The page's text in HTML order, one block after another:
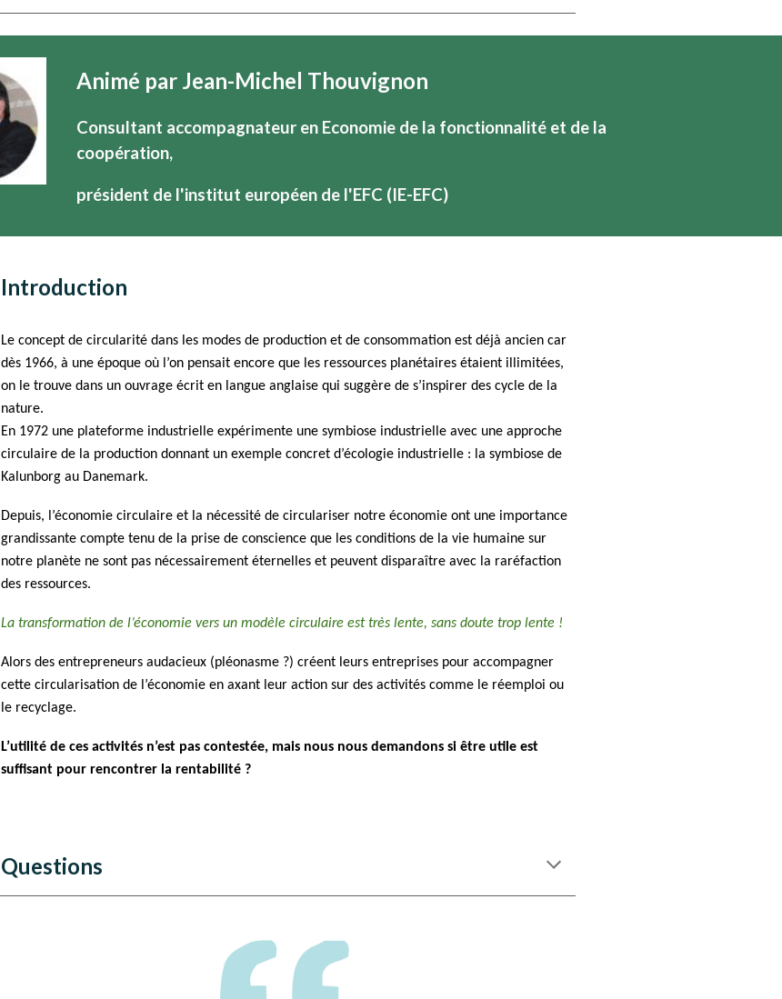
Animé par Jean-Michel Thouvignon
Consultant accompagnateur en Economie de la fonctionnalité et de la
coopération,
président de l'institut européen de l'EFC (IE-EFC)
Introduction
Le concept de circularité dans les modes de production et de consommation est déjà ancien car
dès 1966, à une époque où l’on pensait encore que les ressources planétaires étaient illimitées,
on le trouve dans un ouvrage écrit en langue anglaise qui suggère de s’inspirer des cycle de la
nature.
En 1972 une plateforme industrielle expérimente une symbiose industrielle avec une approche
circulaire de la production donnant un exemple concret d’écologie industrielle : la symbiose de
Kalunborg au Danemark.
Depuis, l’économie circulaire et la nécessité de circulariser notre économie ont une importance
grandissante compte tenu de la prise de conscience que les conditions de la vie humaine sur
notre planète ne sont pas nécessairement éternelles et peuvent disparaître avec la raréfaction
des ressources.
La transformation de l’économie vers un modèle circulaire est très lente, sans doute trop lente !
Alors des entrepreneurs audacieux (pléonasme ?) créent leurs entreprises pour accompagner
cette circularisation de l’économie en axant leur action sur des activités comme le réemploi ou
le recyclage.
L’utilité de ces activités n’est pas contestée, mais nous nous demandons si être utile est
suffisant pour rencontrer la rentabilité ?
Questions